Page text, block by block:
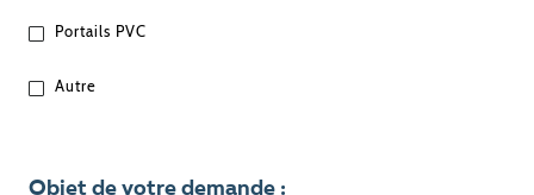
Portails PVC
Autre
Objet de votre demande :